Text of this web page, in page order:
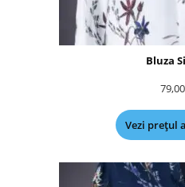
Bluza
79,00
Vezi prețul